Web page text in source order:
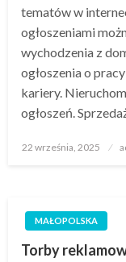
tematów w
ogłoszeniami
wychodzenia z
ogłoszenia o
kariery.
ogłoszeń.
Opublikowane
22 września, 2025
MAŁOPOLSKA
Torby